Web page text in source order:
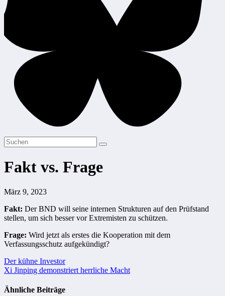
Fakt vs. Frage
März 9, 2023
Fakt: Der BND will seine internen Strukturen auf den Prüfstand
stellen, um sich besser vor Extremisten zu schützen.
Frage: Wird jetzt als erstes die Kooperation mit dem
Verfassungsschutz aufgekündigt?
Beitragsnavigation
Der kühne Investor
Xi Jinping demonstriert herrliche Macht
Ähnliche Beiträge